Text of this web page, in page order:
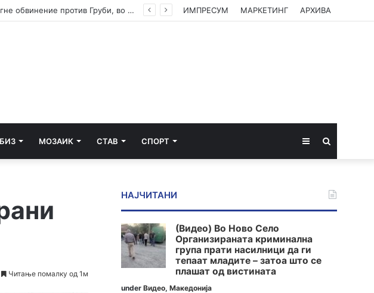
До 22 август Обвинителството треба да одлучи дали ќе подигне обвинение против Груби, во спротивно му се укинува куќниот притвор ИМПРЕСУМ МАРКЕТИНГ АРХИВА
МОЗАИК СТАВ СПОРТ Sidebar
Читање помалку од 1м
НАЈЧИТАНИ
(Видео) Во Ново Село
Организираната криминална
група прати насилници да ги
тепаат младите – затоа што се
плашат од вистината
underВидео,Македонија